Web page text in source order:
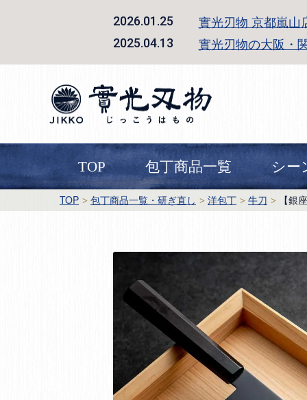
2026.01.25 實光刃物 京都嵐山
2025.04.13 實光刃物の大阪・
TOP 包丁商品一覧 シー
TOP 包丁商品一覧・研ぎ直し 洋包丁 牛刀 【銀